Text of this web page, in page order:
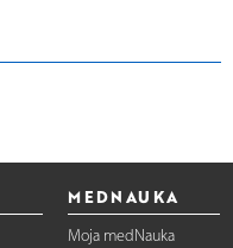
MEDNAUKA
Moja medNauka